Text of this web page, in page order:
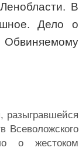
В
Дело о
Обвиняемому
разыгравшейся
Всеволожского
о жестоком